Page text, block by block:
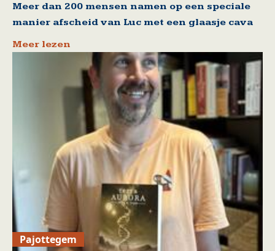
Meer dan 200 mensen namen op een speciale
manier afscheid van Luc met een glaasje cava
Meer lezen
Pajottegem